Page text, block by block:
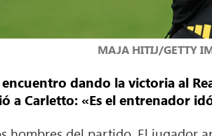
MAJA HITIJ/GETTY
dando la victoria al
a Carletto: «Es el entrenador